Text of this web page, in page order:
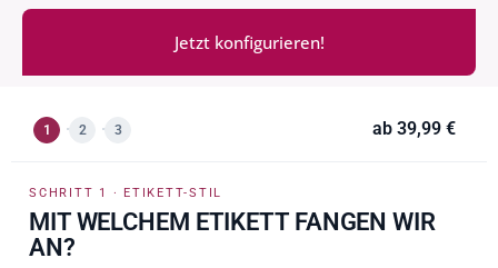
Jetzt konfigurieren!
1 2 3 ab 39,99 €
SCHRITT 1 · ETIKETT-STIL
MIT WELCHEM ETIKETT FANGEN WIR
AN?